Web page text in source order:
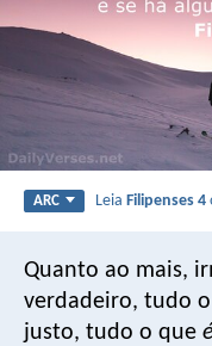
ARC LeiaFilipenses 4
Quanto ao mais,
verdadeiro, tudo
justo, tudo o que é